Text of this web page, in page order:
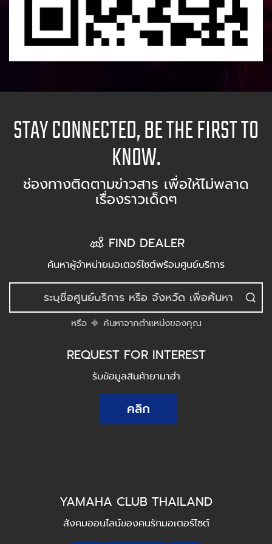
STAY CONNECTED, BE THE FIRST TO
KNOW.
ช่องทางติดตามข่าวสาร เพื่อให้ไม่พลาด
เรื่องราวเด็ดๆ
FIND DEALER
ค้นหาผู้จำหน่ายมอเตอร์ไซต์พร้อมศูนย์บริการ
หรือ ค้นหาจากตำแหน่งของคุณ
REQUEST FOR INTEREST
รับข้อมูลสินค้ายามาฮ่า
คลิก
YAMAHA CLUB THAILAND
สังคมออนไลน์ของคนรักมอเตอร์ไซต์